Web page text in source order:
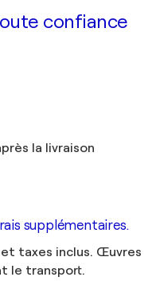
confiance
la livraison
supplémentaires.
et taxes inclus. Œuvres
le transport.